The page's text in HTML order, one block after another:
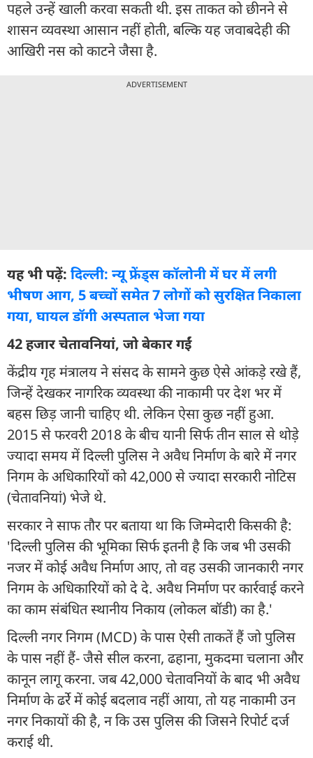
पहले उन्हें खाली करवा सकती थी. इस ताकत को छीनने से
शासन व्यवस्था आसान नहीं होती, बल्कि यह जवाबदेही की
आखिरी नस को काटने जैसा है.
ADVERTISEMENT
यह भी पढ़ें: दिल्ली: न्यू फ्रेंड्स कॉलोनी में घर में लगी
भीषण आग, 5 बच्चों समेत 7 लोगों को सुरक्षित निकाला
गया, घायल डॉगी अस्पताल भेजा गया
42 हजार चेतावनियां, जो बेकार गईं
केंद्रीय गृह मंत्रालय ने संसद के सामने कुछ ऐसे आंकड़े रखे हैं,
जिन्हें देखकर नागरिक व्यवस्था की नाकामी पर देश भर में
बहस छिड़ जानी चाहिए थी. लेकिन ऐसा कुछ नहीं हुआ.
2015 से फरवरी 2018 के बीच यानी सिर्फ तीन साल से थोड़े
ज्यादा समय में दिल्ली पुलिस ने अवैध निर्माण के बारे में नगर
निगम के अधिकारियों को 42,000 से ज्यादा सरकारी नोटिस
(चेतावनियां) भेजे थे.
सरकार ने साफ तौर पर बताया था कि जिम्मेदारी किसकी है:
'दिल्ली पुलिस की भूमिका सिर्फ इतनी है कि जब भी उसकी
नजर में कोई अवैध निर्माण आए, तो वह उसकी जानकारी नगर
निगम के अधिकारियों को दे दे. अवैध निर्माण पर कार्रवाई करने
का काम संबंधित स्थानीय निकाय (लोकल बॉडी) का है.'
दिल्ली नगर निगम (MCD) के पास ऐसी ताकतें हैं जो पुलिस
के पास नहीं हैं- जैसे सील करना, ढहाना, मुकदमा चलाना और
कानून लागू करना. जब 42,000 चेतावनियों के बाद भी अवैध
निर्माण के ढर्रे में कोई बदलाव नहीं आया, तो यह नाकामी उन
नगर निकायों की है, न कि उस पुलिस की जिसने रिपोर्ट दर्ज
कराई थी.